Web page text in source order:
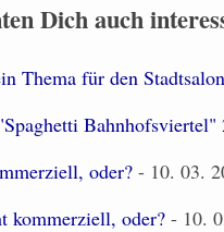
Dich auch
Thema für den Stadtsalon
Bahnhofsviertel"
oder?- 10. 03.
kommerziell, oder?- 10.